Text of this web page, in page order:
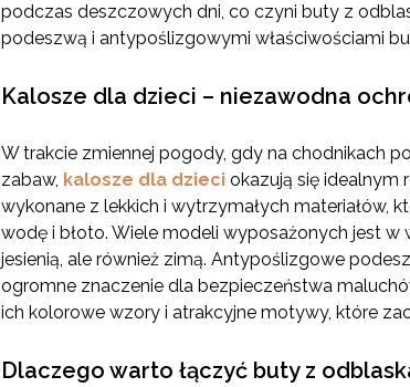
podczas deszczowych dni, co czyni buty z
podeszwą i antypoślizgowymi właściwościami
Kalosze dla dzieci – niezawodna
W trakcie zmiennej pogody, gdy na chodnikach
zabaw, kalosze dla dzieci okazują się idealnym
wykonane z lekkich i wytrzymałych materiałów,
wodę i błoto. Wiele modeli wyposażonych jest
jesienią, ale również zimą. Antypoślizgowe
ogromne znaczenie dla bezpieczeństwa
ich kolorowe wzory i atrakcyjne motywy, które
Dlaczego warto łączyć buty z